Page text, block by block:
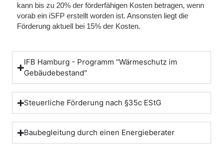
kann bis zu 20% der förderfähigen Kosten betragen, wenn
vorab ein iSFP erstellt worden ist. Ansonsten liegt die
Förderung aktuell bei 15% der Kosten.
IFB Hamburg - Programm "Wärmeschutz im
Gebäudebestand"
Steuerliche Förderung nach §35c EStG
Baubegleitung durch einen Energieberater